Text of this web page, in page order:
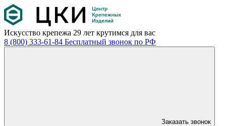
Искусство крепежа 29 лет крутимся для вас
8 (800) 333-61-84 Бесплатный звонок по РФ
Заказать звонок